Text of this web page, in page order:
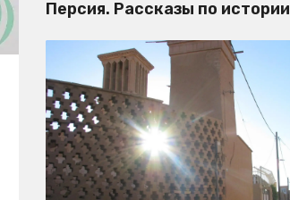
Персия. Рассказы по истории